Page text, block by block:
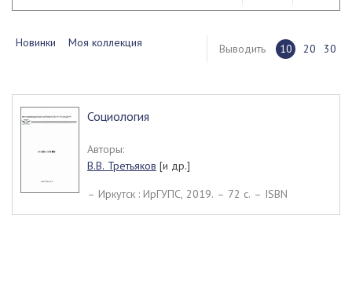
Новинки Моя коллекция Выводить 10 20 30
Социология
Авторы:
В.В. Третьяков [и др.]
– Иркутск : ИрГУПС, 2019. – 72 c. – ISBN